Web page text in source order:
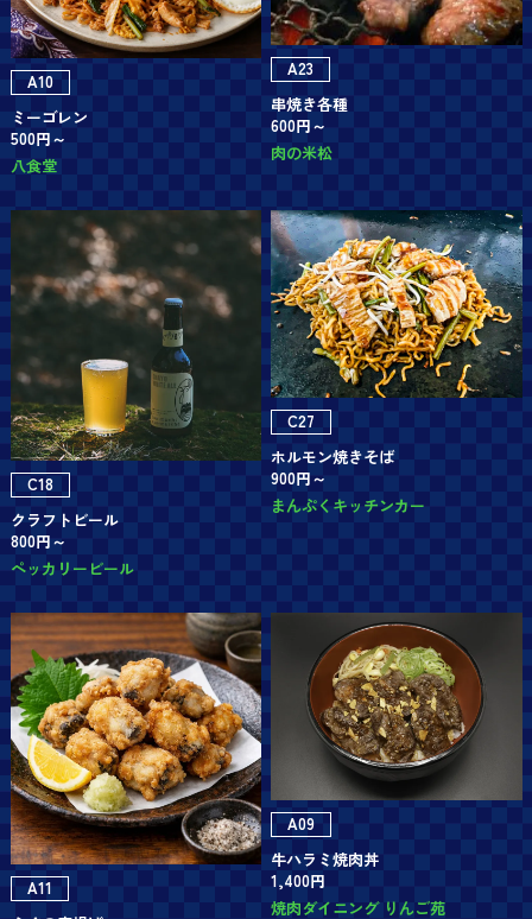
A10
ミーゴレン
500円～
八食堂
A23
串焼き各種
600円～
肉の米松
C18
クラフトビール
800円～
ペッカリービール
C27
ホルモン焼きそば
900円～
まんぷくキッチンカー
A11
A09
牛ハラミ焼肉丼
1,400円
焼肉ダイニング りんご苑